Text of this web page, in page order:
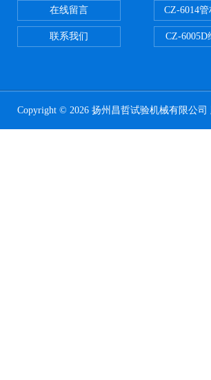
在线留言
联系我们
CZ-6014
CZ-6005D
Copyright © 2026 扬州昌哲试验机械有限公司